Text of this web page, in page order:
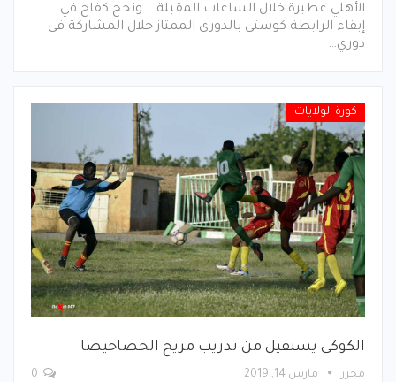
الأهلي عطبرة خلال الساعات المقبلة .. ونجح كفاح في
إبقاء الرابطة كوستي بالدوري الممتاز خلال المشاركة في
دوري…
كورة الولايات
الكوكي يستقيل من تدريب مريخ الحصاحيصا
محرر مارس 14, 2019